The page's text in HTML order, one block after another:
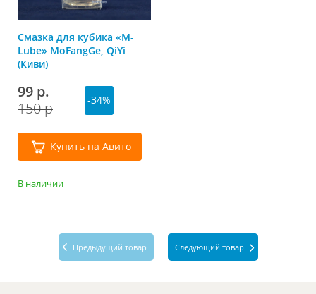
Смазка для кубика «M-
Lube» MoFangGe, QiYi
(Киви)
99 р.
150 р
-34%
Купить на Авито
В наличии
Предыдущий товар Следующий товар